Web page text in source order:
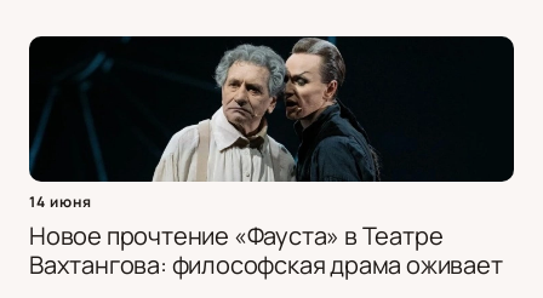
14 июня
Новое прочтение «Фауста» в Театре
Вахтангова: философская драма оживает